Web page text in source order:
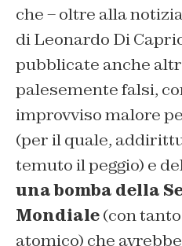
che – oltre alla
di Leonardo Di
pubblicate anche
palesemente falsi,
improvviso malore
(per il quale,
temuto il peggio) e
una bomba della
Mondiale(con
atomico) che